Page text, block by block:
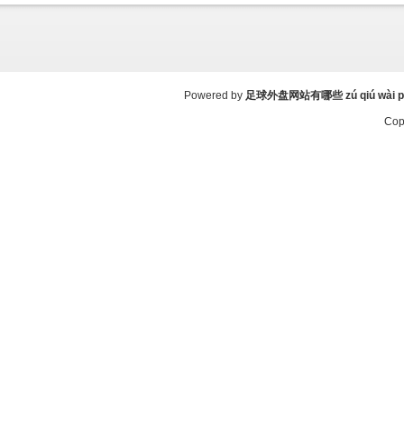
Powered by 足球外盘网站有哪些 zú qiú wài